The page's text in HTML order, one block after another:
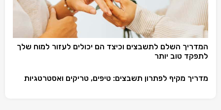
המדריך השלם לתשבצים וכיצד הם יכולים לעזור למוח שלך
לתפקד טוב יותר
מדריך מקיף לפתרון תשבצים: טיפים, טריקים ואסטרטגיות